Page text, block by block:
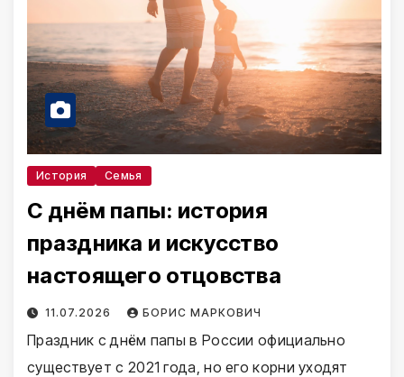
История Семья
С днём папы: история
праздника и искусство
настоящего отцовства
11.07.2026 БОРИС МАРКОВИЧ
Праздник с днём папы в России официально
существует с 2021 года, но его корни уходят